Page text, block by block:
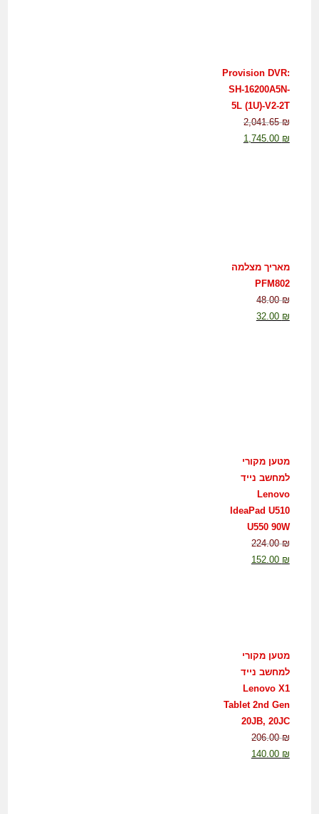
Provision DVR:
SH-16200A5N-
5L (1U)-V2-2T
2,041.65₪
1,745.00 ₪
מאריך מצלמה
PFM802
48.00₪
32.00 ₪
מטען מקורי
למחשב נייד
Lenovo
IdeaPad U510
U550 90W
224.00₪
152.00 ₪
מטען מקורי
למחשב נייד
Lenovo X1
Tablet 2nd Gen
20JB, 20JC
206.00₪
140.00 ₪